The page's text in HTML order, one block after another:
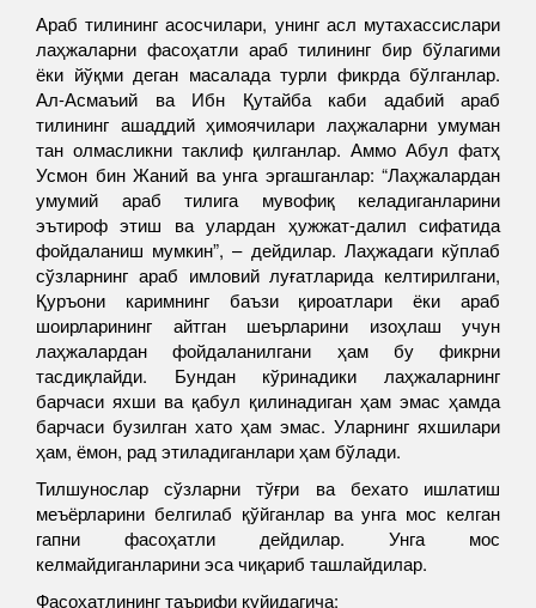
Араб тилининг асосчилари, унинг асл мутахассислари
лаҳжаларни фасоҳатли араб тилининг бир бўлагими
ёки йўқми деган масалада турли фикрда бўлганлар.
Ал-Асмаъий ва Ибн Қутайба каби адабий араб
тилининг ашаддий ҳимоячилари лаҳжаларни умуман
тан олмасликни таклиф қилганлар. Аммо Абул фатҳ
Усмон бин Жаний ва унга эргашганлар: “Лаҳжалардан
умумий араб тилига мувофиқ келадиганларини
эътироф этиш ва улардан ҳужжат-далил сифатида
фойдаланиш мумкин”, – дейдилар. Лаҳжадаги кўплаб
сўзларнинг араб имловий луғатларида келтирилгани,
Қуръони каримнинг баъзи қироатлари ёки араб
шоирларининг айтган шеърларини изоҳлаш учун
лаҳжалардан фойдаланилгани ҳам бу фикрни
тасдиқлайди. Бундан кўринадики лаҳжаларнинг
барчаси яхши ва қабул қилинадиган ҳам эмас ҳамда
барчаси бузилган хато ҳам эмас. Уларнинг яхшилари
ҳам, ёмон, рад этиладиганлари ҳам бўлади.
Тилшунослар сўзларни тўғри ва бехато ишлатиш
меъёрларини белгилаб қўйганлар ва унга мос келган
гапни фасоҳатли дейдилар. Унга мос
келмайдиганларини эса чиқариб ташлайдилар.
Фасоҳатлининг таърифи қуйидагича: